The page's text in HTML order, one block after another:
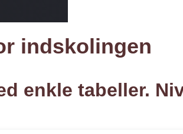
indskolingen
enkle tabeller.